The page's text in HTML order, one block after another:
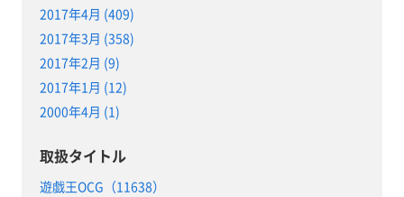
2017年4月 (409)
2017年3月 (358)
2017年2月 (9)
2017年1月 (12)
2000年4月 (1)
取扱タイトル
遊戯王OCG（11638）